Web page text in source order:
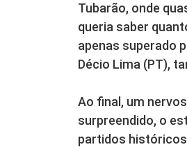
Tubarão, onde
queria saber
apenas superado
Décio Lima (PT),
Ao final, um
surpreendido, o
partidos históricos